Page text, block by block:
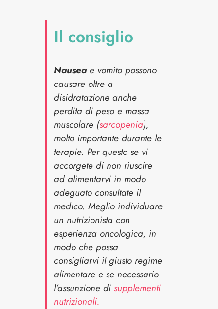
Il consiglio
Nauseae vomito possono
causare oltre a
disidratazione anche
perdita di peso e massa
muscolare (sarcopenia),
molto importante durante le
terapie. Per questo se vi
accorgete di non riuscire
ad alimentarvi in modo
adeguato consultate il
medico. Meglio individuare
un nutrizionista con
esperienza oncologica, in
modo che possa
consigliarvi il giusto regime
alimentare e se necessario
l’assunzione disupplementi
nutrizionali.